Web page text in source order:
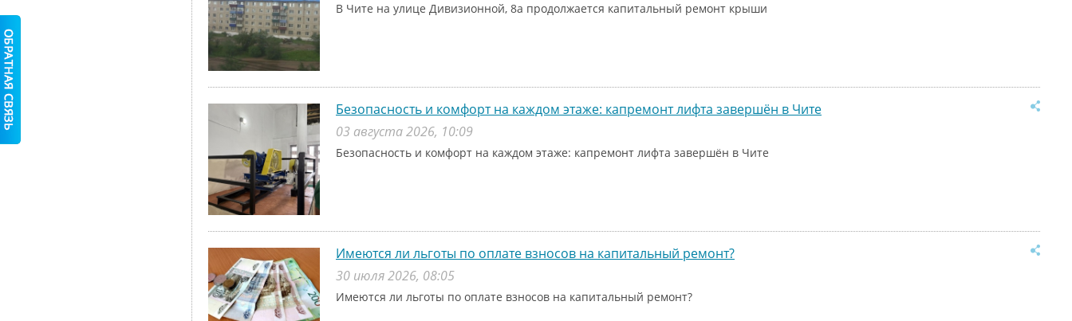
В Чите на улице Дивизионной, 8а продолжается капитальный ремонт крыши
Безопасность и комфорт на каждом этаже: капремонт лифта завершён в Чите
03 августа 2026, 10:09
Безопасность и комфорт на каждом этаже: капремонт лифта завершён в Чите
Имеются ли льготы по оплате взносов на капитальный ремонт?
30 июля 2026, 08:05
Имеются ли льготы по оплате взносов на капитальный ремонт?